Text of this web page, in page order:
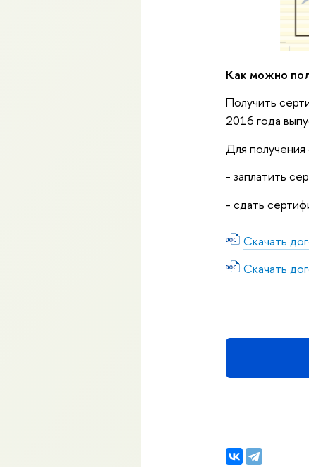
Как можно
Получить
2016 года
Для
- заплатить
- сдать
Cкачать
Cкачать